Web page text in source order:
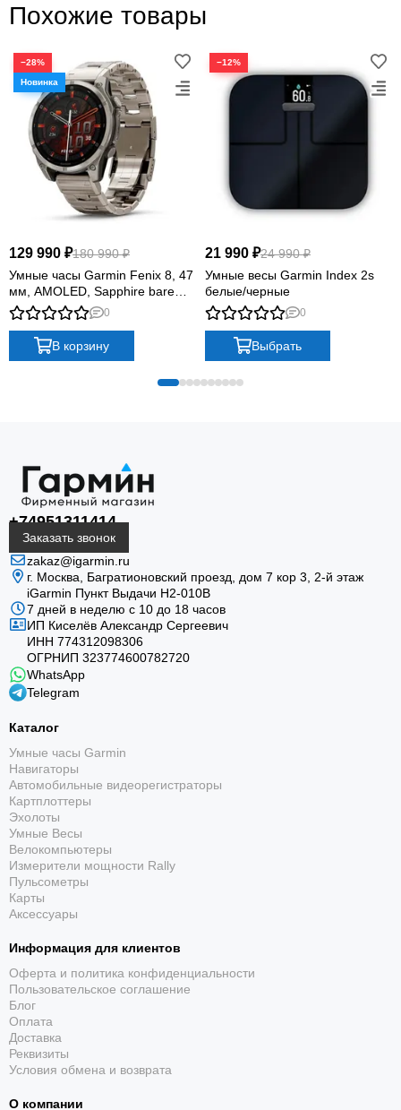
Похожие товары
−28%
129 990 ₽180 990 ₽
Умные часы Garmin Fenix 8, 47
мм, AMOLED, Sapphire bare
Titanium, graphite with titanium
band plus graphite silicone band
0
В корзину
−12%
21 990 ₽24 990 ₽
Умные весы Garmin Index 2s
белые/черные
0
Выбрать
+74951311414
Заказать звонок
zakaz@igarmin.ru
г. Москва, Багратионовский проезд, дом 7 кор 3, 2-й этаж
iGarmin Пункт Выдачи Н2-010В
7 дней в неделю с 10 до 18 часов
ИП Киселёв Александр Сергеевич
ИНН 774312098306
ОГРНИП 323774600782720
WhatsApp
Telegram
Каталог
Умные часы Garmin
Навигаторы
Автомобильные видеорегистраторы
Картплоттеры
Эхолоты
Умные Весы
Велокомпьютеры
Измерители мощности Rally
Пульсометры
Карты
Аксессуары
Информация для клиентов
Оферта и политика конфиденциальности
Пользовательское соглашение
Блог
Оплата
Доставка
Реквизиты
Условия обмена и возврата
О компании